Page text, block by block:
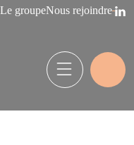
Le groupeNous rejoindre